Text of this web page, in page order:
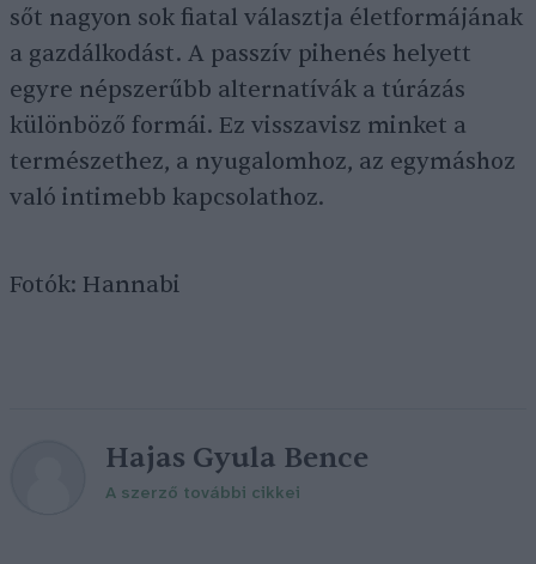
sőt nagyon sok fiatal választja életformájának
a gazdálkodást. A passzív pihenés helyett
egyre népszerűbb alternatívák a túrázás
különböző formái. Ez visszavisz minket a
természethez, a nyugalomhoz, az egymáshoz
való intimebb kapcsolathoz.
Fotók: Hannabi
Hajas Gyula Bence
A szerző további cikkei